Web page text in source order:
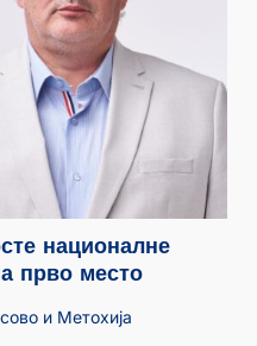
националне
прво место
и Метохија